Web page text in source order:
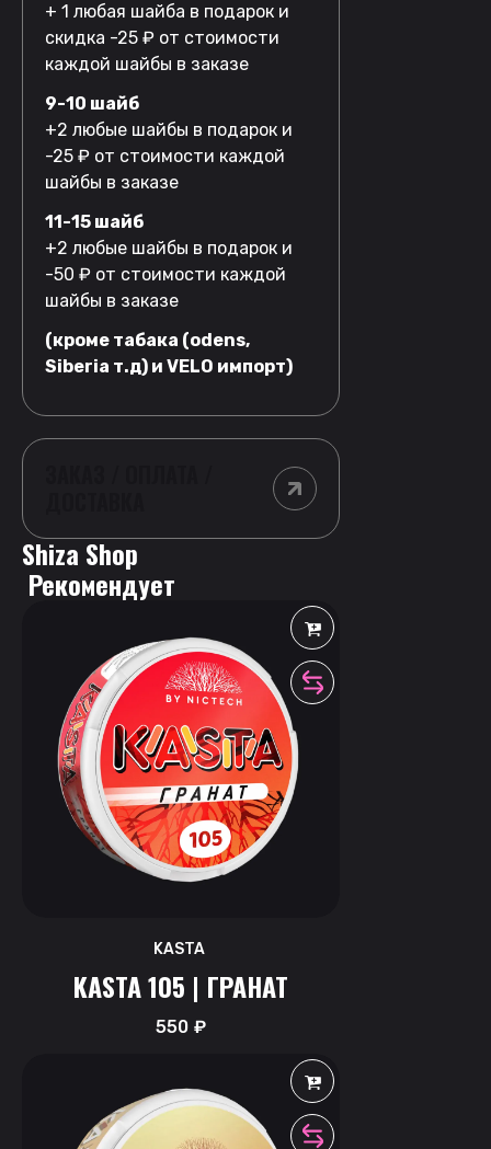
+ 1 любая шайба в подарок и
скидка -25 ₽ от стоимости
каждой шайбы в заказе
9-10 шайб
+2 любые шайбы в подарок и
-25 ₽ от стоимости каждой
шайбы в заказе
11-15 шайб
+2 любые шайбы в подарок и
-50 ₽ от стоимости каждой
шайбы в заказе
(кроме табака (odens,
Siberia т.д) и VELO импорт)
Shiza Shop
Рекомендует
KASTA
KASTA 105 | ГРАНАТ
550₽